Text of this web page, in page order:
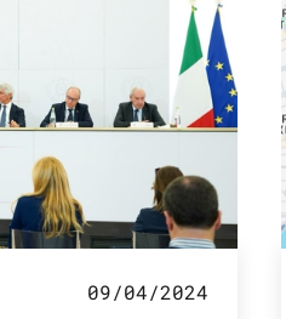
09/04/2024